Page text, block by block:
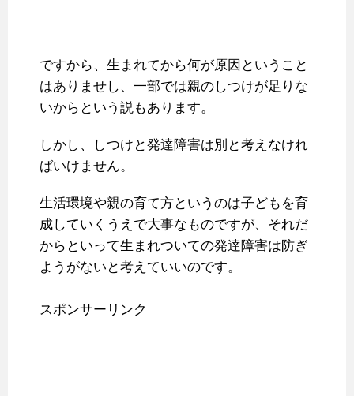
ですから、生まれてから何が原因ということ
はありませし、一部では親のしつけが足りな
いからという説もあります。
しかし、しつけと発達障害は別と考えなけれ
ばいけません。
生活環境や親の育て方というのは子どもを育
成していくうえで大事なものですが、それだ
からといって生まれついての発達障害は防ぎ
ようがないと考えていいのです。
スポンサーリンク